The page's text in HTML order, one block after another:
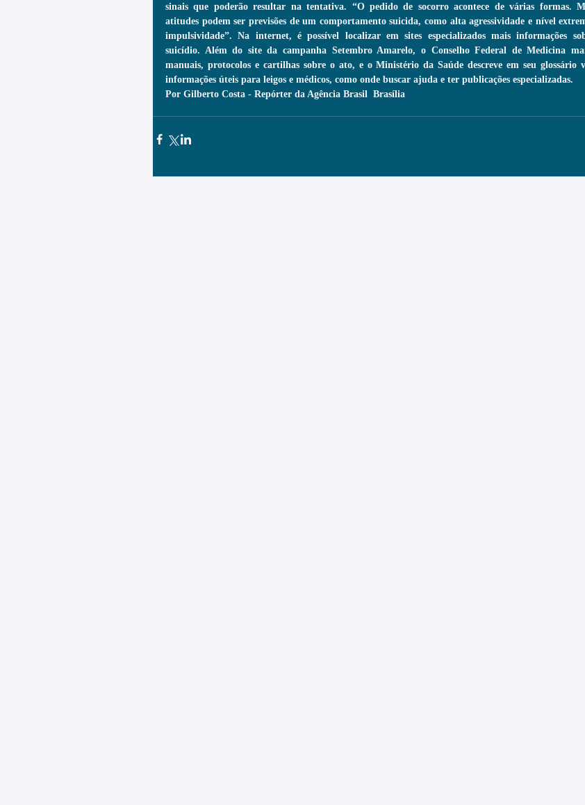
sinais que poderão resultar na tentativa. “O pedido de socorro acontece de várias formas.
atitudes podem ser previsões de um comportamento suicida, como alta agressividade e nível
impulsividade”. Na internet, é possível localizar em sites especializados mais informações
suicídio. Além do site da campanha Setembro Amarelo, o Conselho Federal de Medicina
manuais, protocolos e cartilhas sobre o ato, e o Ministério da Saúde descreve em seu glossário
informações úteis para leigos e médicos, como onde buscar ajuda e ter publicações especializadas.
Por Gilberto Costa - Repórter da Agência Brasil  Brasília